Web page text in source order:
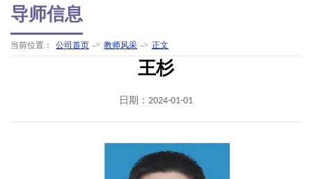
导师信息
当前位置： 公司首页 -> 教师风采 -> 正文
王杉
日期：2024-01-01